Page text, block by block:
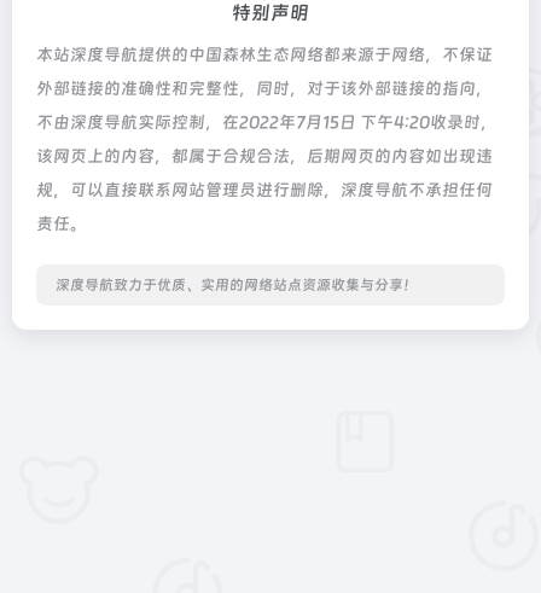
特别声明
本站深度导航提供的中国森林生态网络都来源于网络，不保证
外部链接的准确性和完整性，同时，对于该外部链接的指向，
不由深度导航实际控制，在2022年7月15日 下午4:20收录时，
该网页上的内容，都属于合规合法，后期网页的内容如出现违
规，可以直接联系网站管理员进行删除，深度导航不承担任何
责任。
深度导航致力于优质、实用的网络站点资源收集与分享！